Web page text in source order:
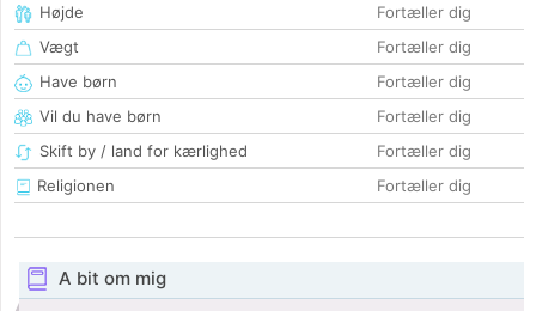
Højde
Fortæller dig
Vægt
Fortæller dig
Have børn
Fortæller dig
Vil du have børn
Fortæller dig
Skift by / land for kærlighed
Fortæller dig
Religionen
Fortæller dig
A bit om mig